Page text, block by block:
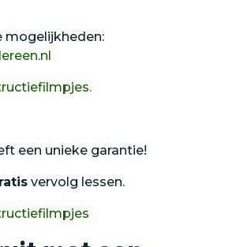
mogelijkheden:
een unieke garantie!
vervolg lessen.